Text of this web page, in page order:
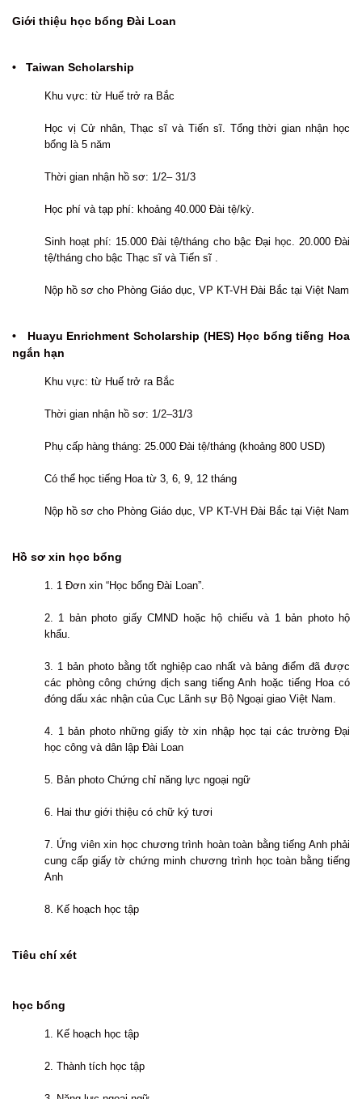
Giới thiệu học bổng Đài Loan
• Taiwan Scholarship
Khu vực: từ Huế trở ra Bắc
Học vị Cử nhân, Thạc sĩ và Tiến sĩ. Tổng thời gian nhận học
bổng là 5 năm
Thời gian nhận hồ sơ: 1/2– 31/3
Học phí và tạp phí: khoảng 40.000 Đài tệ/kỳ.
Sinh hoạt phí: 15.000 Đài tệ/tháng cho bậc Đại học. 20.000 Đài
tệ/tháng cho bậc Thạc sĩ và Tiến sĩ .
Nộp hồ sơ cho Phòng Giáo dục, VP KT-VH Đài Bắc tại Việt Nam
• Huayu Enrichment Scholarship (HES) Học bổng tiếng Hoa
ngắn hạn
Khu vực: từ Huế trở ra Bắc
Thời gian nhận hồ sơ: 1/2–31/3
Phụ cấp hàng tháng: 25.000 Đài tệ/tháng (khoảng 800 USD)
Có thể học tiếng Hoa từ 3, 6, 9, 12 tháng
Nộp hồ sơ cho Phòng Giáo dục, VP KT-VH Đài Bắc tại Việt Nam
Hồ sơ xin học bổng
1. 1 Đơn xin “Học bổng Đài Loan”.
2. 1 bản photo giấy CMND hoặc hộ chiếu và 1 bản photo hộ
khẩu.
3. 1 bản photo bằng tốt nghiệp cao nhất và bảng điểm đã được
các phòng công chứng dịch sang tiếng Anh hoặc tiếng Hoa có
đóng dấu xác nhận của Cục Lãnh sự Bộ Ngoại giao Việt Nam.
4. 1 bản photo những giấy tờ xin nhập học tại các trường Đại
học công và dân lập Đài Loan
5. Bản photo Chứng chỉ năng lực ngoại ngữ
6. Hai thư giới thiệu có chữ ký tươi
7. Ứng viên xin học chương trình hoàn toàn bằng tiếng Anh phải
cung cấp giấy tờ chứng minh chương trình học toàn bằng tiếng
Anh
8. Kế hoạch học tập
Tiêu chí xét
học bổng
1. Kế hoạch học tập
2. Thành tích học tập